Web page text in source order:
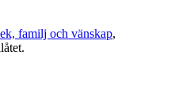
familj och vänskap,